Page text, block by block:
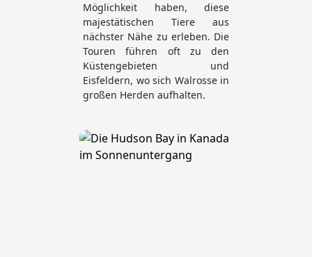
Möglichkeit haben, diese
majestätischen Tiere aus
nächster Nähe zu erleben. Die
Touren führen oft zu den
Küstengebieten und
Eisfeldern, wo sich Walrosse in
großen Herden aufhalten.